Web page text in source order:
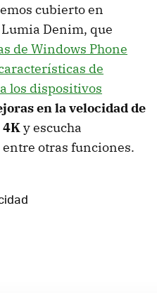
cubierto en
Denim, que
de Windows Phone
de
los dispositivos
en la velocidad de
4Ky escucha
otras funciones.